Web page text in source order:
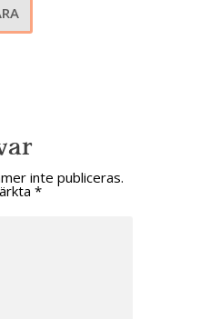
inte publiceras.
*